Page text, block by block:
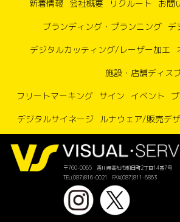
新着情報 会社概要 リクルート お問
ブランディング・プランニング デ
デジタルカッティング/レーザー加工
施設・店舗ディス
フリートマーキング サイン イベント
デジタルサイネージ ルナウェア/販売デ
〒760-0065 香川県高松市朝日町2丁目14番7号
TEL(087)816-0021 FAX(087)811-6863